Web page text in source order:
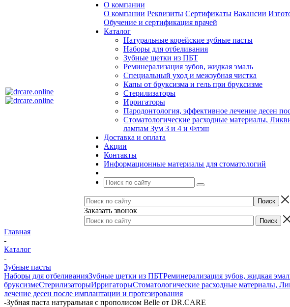
О компании
О компании Реквизиты Сертификаты Вакансии
Обучение и сертификация врачей
Каталог
Натуральные корейские зубные пасты
Наборы для отбеливания
Зубные щетки из ПБТ
Реминерализация зубов, жидкая эмаль
Специальный уход и межзубная чистка
Капы от бруксизма и гель при бруксизме
Стерилизаторы
Ирригаторы
Пародонтология, эффективное лечение десен
Стоматологические расходные материалы,
лампам Зум 3 и 4 и Флэш
Доставка и оплата
Акции
Контакты
Информационные материалы для стоматологий
Заказать звонок
Главная
-
Каталог
-
Зубные пасты
Наборы для отбеливанияЗубные щетки из ПБТРеминерализация зубов, жидкая
бруксизмеСтерилизаторыИрригаторыСтоматологические расходные материалы,
лечение десен после имплантации и протезирования
-Зубная паста натуральная с прополисом Belle от DR.CARE